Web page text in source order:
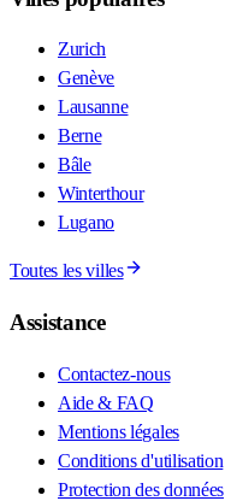
Zurich
Genève
Lausanne
Berne
Bâle
Winterthour
Lugano
Toutes les villes
Assistance
Contactez-nous
Aide & FAQ
Mentions légales
Conditions d'utilisation
Protection des données